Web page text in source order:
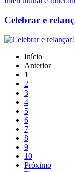
Celebrar e
Início
Anterior
1
2
3
4
5
6
7
8
9
10
Próximo